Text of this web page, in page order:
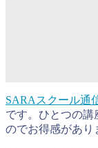
SARAスクール通
です。ひとつの講
のでお得感があり